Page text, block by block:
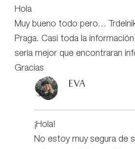
Hola
Muy bueno todo pero…
Praga. Casi toda la
seria mejor que encontraran
Gracias
Eva
¡Hola!
No estoy muy segura de